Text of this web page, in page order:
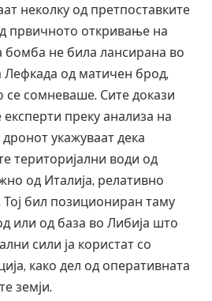
неколку од претпоставките
првичното откривање на
бомба не била лансирана во
Лефкада од матичен брод,
се сомневаше. Сите докази
преку анализа на
укажуваат дека
територијални води од
од Италија, релативно
Тој бил позициониран таму
или од база во Либија што
сили ја користат со
како дел од оперативната
земји.